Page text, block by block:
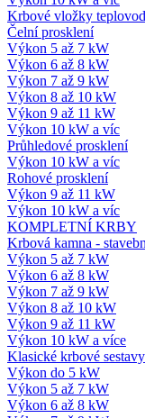
Krbové vložky
Čelní prosklení
Výkon 5 až 7 kW
Výkon 6 až 8 kW
Výkon 7 až 9 kW
Výkon 8 až 10 kW
Výkon 9 až 11 kW
Výkon 10 kW a víc
Průhledové prosklení
Výkon 10 kW a víc
Rohové prosklení
Výkon 9 až 11 kW
Výkon 10 kW a víc
KOMPLETNÍ KRBY
Krbová kamna -
Výkon 5 až 7 kW
Výkon 6 až 8 kW
Výkon 7 až 9 kW
Výkon 8 až 10 kW
Výkon 9 až 11 kW
Výkon 10 kW a více
Klasické krbové sestavy
Výkon do 5 kW
Výkon 5 až 7 kW
Výkon 6 až 8 kW